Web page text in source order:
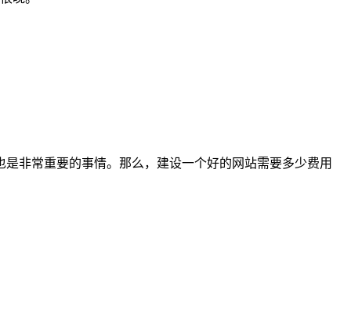
非常重要的事情。那么，建设一个好的网站需要多少费用